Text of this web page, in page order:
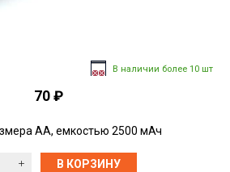
В наличии более 10 шт
70 ₽
АА, емкостью 2500 мАч
В КОРЗИНУ